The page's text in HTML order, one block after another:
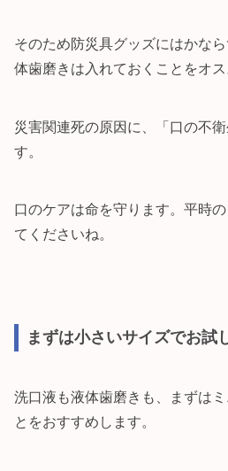
そのため防災具グッズにはかな
体歯磨きは入れておくことをオス
災害関連死の原因に、「口の不
す。
口のケアは命を守ります。平時
てくださいね。
まずは小さいサイズでお試
洗口液も液体歯磨きも、まずは
とをおすすめします。